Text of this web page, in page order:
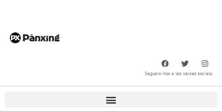
Segueix-nos a les xarxes socials